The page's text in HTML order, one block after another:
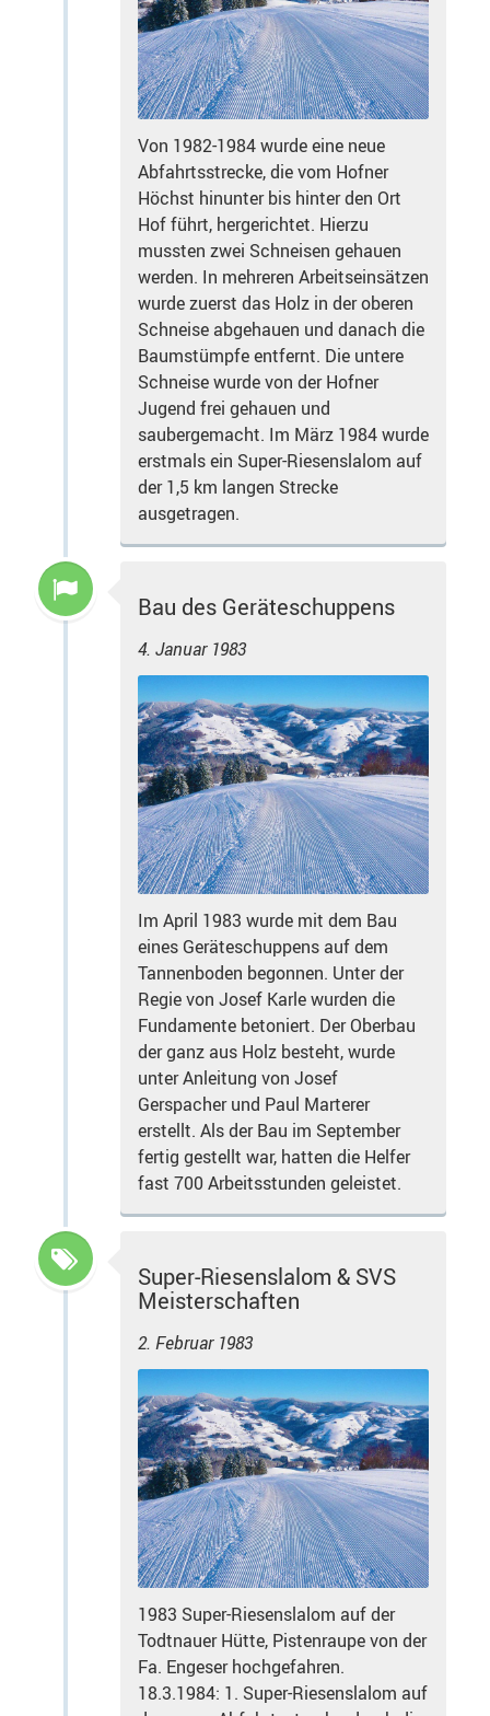
Von 1982-1984 wurde eine neue
Abfahrtsstrecke, die vom Hofner
Höchst hinunter bis hinter den Ort
Hof führt, hergerichtet. Hierzu
mussten zwei Schneisen gehauen
werden. In mehreren Arbeitseinsätzen
wurde zuerst das Holz in der oberen
Schneise abgehauen und danach die
Baumstümpfe entfernt. Die untere
Schneise wurde von der Hofner
Jugend frei gehauen und
saubergemacht. Im März 1984 wurde
erstmals ein Super-Riesenslalom auf
der 1,5 km langen Strecke
ausgetragen.
Bau des Geräteschuppens
4. Januar 1983
Im April 1983 wurde mit dem Bau
eines Geräteschuppens auf dem
Tannenboden begonnen. Unter der
Regie von Josef Karle wurden die
Fundamente betoniert. Der Oberbau
der ganz aus Holz besteht, wurde
unter Anleitung von Josef
Gerspacher und Paul Marterer
erstellt. Als der Bau im September
fertig gestellt war, hatten die Helfer
fast 700 Arbeitsstunden geleistet.
Super-Riesenslalom & SVS
Meisterschaften
2. Februar 1983
1983 Super-Riesenslalom auf der
Todtnauer Hütte, Pistenraupe von der
Fa. Engeser hochgefahren.
18.3.1984: 1. Super-Riesenslalom auf